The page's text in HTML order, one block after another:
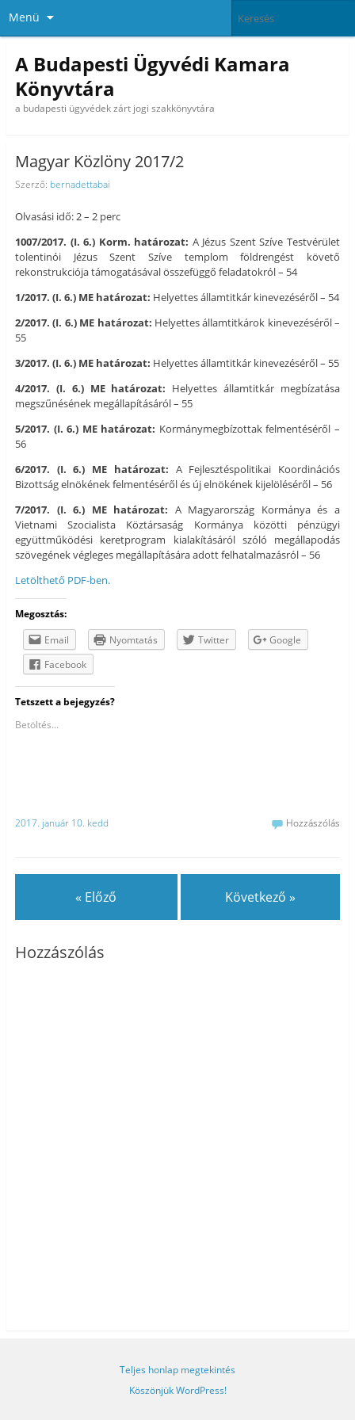
Menü
A Budapesti Ügyvédi Kamara
Könyvtára
a budapesti ügyvédek zárt jogi szakkönyvtára
Magyar Közlöny 2017/2
Szerző: bernadettabai
Olvasási idő: 2 – 2 perc
1007/2017. (I. 6.) Korm. határozat: A Jézus Szent Szíve Testvérület
tolentinói Jézus Szent Szíve templom földrengést követő
rekonstrukciója támogatásával összefüggő feladatokról – 54
1/2017. (I. 6.) ME határozat: Helyettes államtitkár kinevezéséről – 54
2/2017. (I. 6.) ME határozat: Helyettes államtitkárok kinevezéséről –
55
3/2017. (I. 6.) ME határozat: Helyettes államtitkár kinevezéséről – 55
4/2017. (I. 6.) ME határozat: Helyettes államtitkár megbízatása
megszűnésének megállapításáról – 55
5/2017. (I. 6.) ME határozat: Kormánymegbízottak felmentéséről –
56
6/2017. (I. 6.) ME határozat: A Fejlesztéspolitikai Koordinációs
Bizottság elnökének felmentéséről és új elnökének kijelöléséről – 56
7/2017. (I. 6.) ME határozat: A Magyarország Kormánya és a
Vietnami Szocialista Köztársaság Kormánya közötti pénzügyi
együttműködési keretprogram kialakításáról szóló megállapodás
szövegének végleges megállapítására adott felhatalmazásról – 56
Letölthető PDF-ben.
Megosztás:
Email
Nyomtatás Twitter
Google
Facebook
Tetszett a bejegyzés?
Betöltés...
2017. január 10. kedd Hozzászólás
« Előző Következő »
Hozzászólás
Teljes honlap megtekintés
Köszönjük WordPress!